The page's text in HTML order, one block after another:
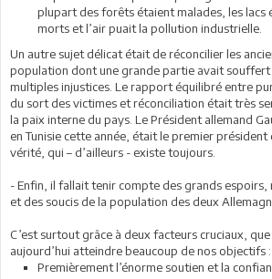
plupart des forêts étaient malades, les
morts et l’air puait la pollution industrielle.
Un autre sujet délicat était de réconcilier les
population dont une grande partie avait souffert
multiples injustices. Le rapport équilibré entre
du sort des victimes et réconciliation était très
la paix interne du pays. Le Président allemand
en Tunisie cette année, était le premier
vérité, qui – d’ailleurs - existe toujours.
- Enfin, il fallait tenir compte des grands espoirs,
et des soucis de la population des deux
C’est surtout grâce à deux facteurs cruciaux,
aujourd’hui atteindre beaucoup de nos objectifs :
Premièrement l’énorme soutien et la